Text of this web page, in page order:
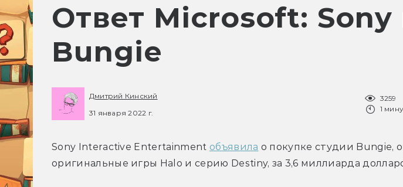
Ответ Microsoft:
Bungie
Дмитрий Кинский
31 января 2022 г.
3259
1
Sony Interactive Entertainment объявила о покупке студии Bungie,
оригинальные игры Halo и серию Destiny, за 3,6 миллиарда